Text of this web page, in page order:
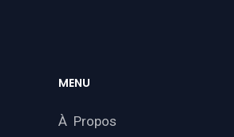
MENU
À Propos